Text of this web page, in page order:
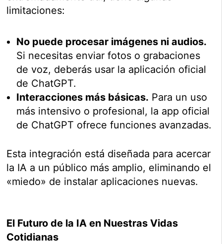
limitaciones:
No puede procesar imágenes ni audios.
Si necesitas enviar fotos o grabaciones
de voz, deberás usar la aplicación oficial
de ChatGPT.
Interacciones más básicas. Para un uso
más intensivo o profesional, la app oficial
de ChatGPT ofrece funciones avanzadas.
Esta integración está diseñada para acercar
la IA a un público más amplio, eliminando el
«miedo» de instalar aplicaciones nuevas.
El Futuro de la IA en Nuestras Vidas
Cotidianas